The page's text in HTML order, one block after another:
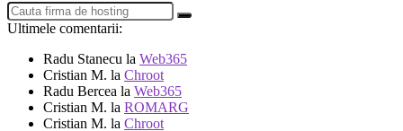
Ultimele comentarii:
Radu Stanecu la Web365
Cristian M. la Chroot
Radu Bercea la Web365
Cristian M. la ROMARG
Cristian M. la Chroot